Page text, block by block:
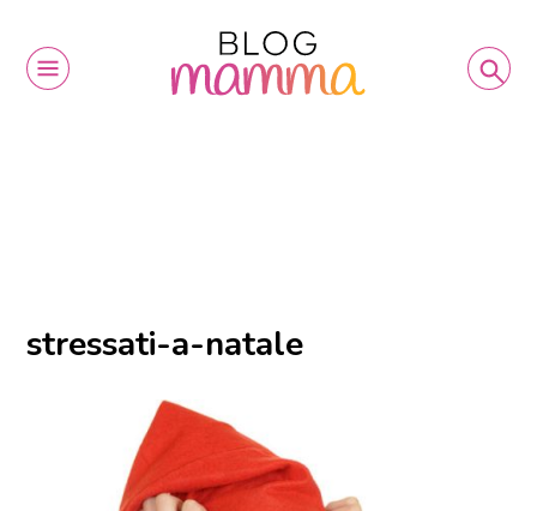
stressati-a-natale